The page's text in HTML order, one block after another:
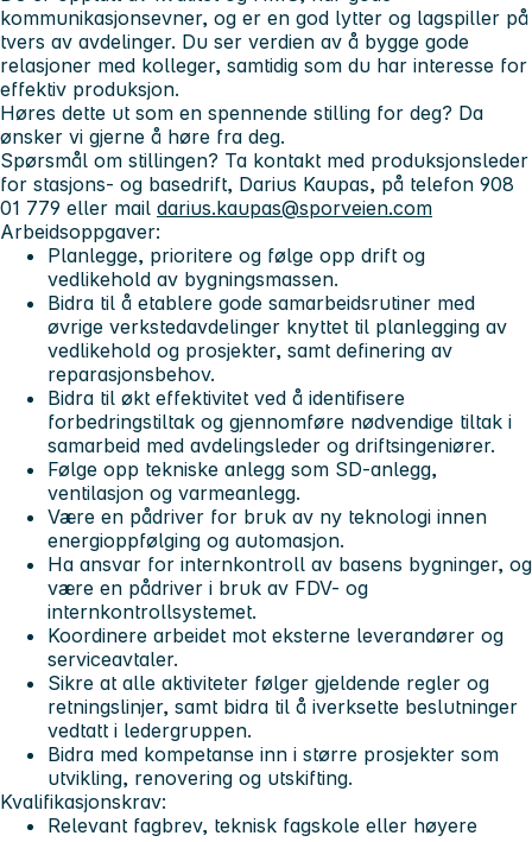
kommunikasjonsevner, og er en god lytter og lagspiller på
tvers av avdelinger. Du ser verdien av å bygge gode
relasjoner med kolleger, samtidig som du har interesse for
effektiv produksjon.
Høres dette ut som en spennende stilling for deg? Da
ønsker vi gjerne å høre fra deg.
Spørsmål om stillingen? Ta kontakt med produksjonsleder
for stasjons- og basedrift, Darius Kaupas, på telefon 908
01 779 eller mail darius.kaupas@sporveien.com
Arbeidsoppgaver:
Planlegge, prioritere og følge opp drift og
vedlikehold av bygningsmassen.
Bidra til å etablere gode samarbeidsrutiner med
øvrige verkstedavdelinger knyttet til planlegging av
vedlikehold og prosjekter, samt definering av
reparasjonsbehov.
Bidra til økt effektivitet ved å identifisere
forbedringstiltak og gjennomføre nødvendige tiltak i
samarbeid med avdelingsleder og driftsingeniører.
Følge opp tekniske anlegg som SD-anlegg,
ventilasjon og varmeanlegg.
Være en pådriver for bruk av ny teknologi innen
energioppfølging og automasjon.
Ha ansvar for internkontroll av basens bygninger, og
være en pådriver i bruk av FDV- og
internkontrollsystemet.
Koordinere arbeidet mot eksterne leverandører og
serviceavtaler.
Sikre at alle aktiviteter følger gjeldende regler og
retningslinjer, samt bidra til å iverksette beslutninger
vedtatt i ledergruppen.
Bidra med kompetanse inn i større prosjekter som
utvikling, renovering og utskifting.
Kvalifikasjonskrav:
Relevant fagbrev, teknisk fagskole eller høyere